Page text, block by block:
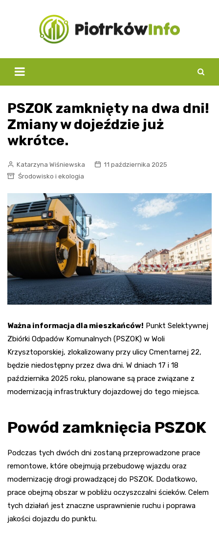
PSZOK zamknięty na dwa dni!
Zmiany w dojeździe już
wkrótce.
Katarzyna Wiśniewska
11 października 2025
Środowisko i ekologia
Ważna informacja dla mieszkańców! Punkt Selektywnej
Zbiórki Odpadów Komunalnych (PSZOK) w Woli
Krzysztoporskiej, zlokalizowany przy ulicy Cmentarnej 22,
będzie niedostępny przez dwa dni. W dniach 17 i 18
października 2025 roku, planowane są prace związane z
modernizacją infrastruktury dojazdowej do tego miejsca.
Powód zamknięcia PSZOK
Podczas tych dwóch dni zostaną przeprowadzone prace
remontowe, które obejmują przebudowę wjazdu oraz
modernizację drogi prowadzącej do PSZOK. Dodatkowo,
prace obejmą obszar w pobliżu oczyszczalni ścieków. Celem
tych działań jest znaczne usprawnienie ruchu i poprawa
jakości dojazdu do punktu.